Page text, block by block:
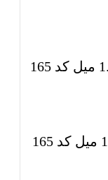
مزایای کفپوش مکافلکس 1.5 میل کد 165
معایب کفپوش مکافلکس 1.5 میل کد 165